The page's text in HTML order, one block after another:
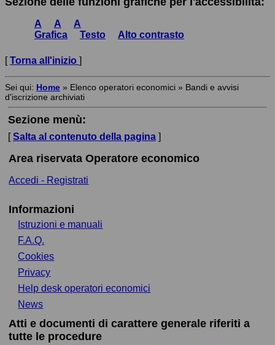
A A
A
Grafica
Testo Alto contrasto
[Torna all'inizio ]
Sei qui: Home » Elenco operatori economici » Bandi e avvisi
d'iscrizione archiviati
Sezione menù:
[Salta al contenuto della pagina]
Area riservata Operatore economico
Accedi - Registrati
Informazioni
Istruzioni e manuali
F.A.Q.
Cookies
Privacy
Help desk operatori economici
News
Atti e documenti di carattere generale riferiti a
tutte le procedure